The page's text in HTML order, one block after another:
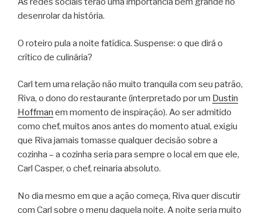
desenrolar da história.
O roteiro pula a noite fatídica. Suspense: o que dirá o
crítico de culinária?
Carl tem uma relação não muito tranquila com seu patrão,
Riva, o dono do restaurante (interpretado por um Dustin
Hoffman em momento de inspiração). Ao ser admitido
como chef, muitos anos antes do momento atual, exigiu
que Riva jamais tomasse qualquer decisão sobre a
cozinha – a cozinha seria para sempre o local em que ele,
Carl Casper, o chef, reinaria absoluto.
No dia mesmo em que a ação começa, Riva quer discutir
com Carl sobre o menu daquela noite. A noite seria muito